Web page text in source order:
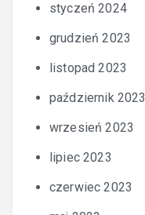
styczeń 2024
grudzień 2023
listopad 2023
październik 2023
wrzesień 2023
lipiec 2023
czerwiec 2023